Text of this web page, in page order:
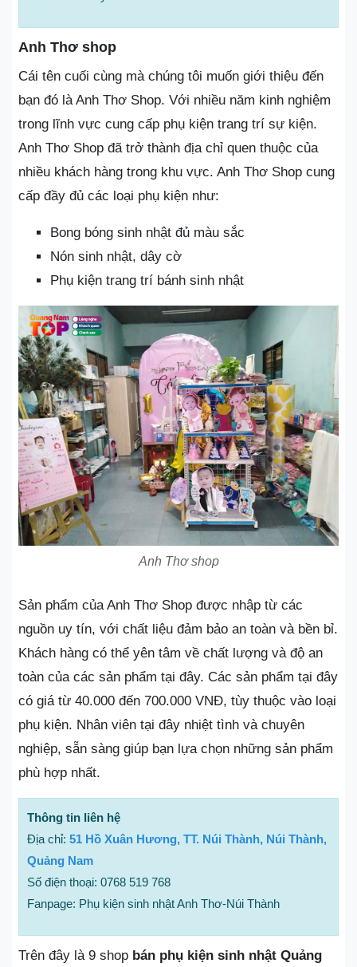
Anh Thơ shop
Cái tên cuối cùng mà chúng tôi muốn giới thiệu đến
bạn đó là Anh Thơ Shop. Với nhiều năm kinh nghiệm
trong lĩnh vực cung cấp phụ kiện trang trí sự kiện.
Anh Thơ Shop đã trở thành địa chỉ quen thuộc của
nhiều khách hàng trong khu vực. Anh Thơ Shop cung
cấp đầy đủ các loại phụ kiện như:
Bong bóng sinh nhật đủ màu sắc
Nón sinh nhật, dây cờ
Phụ kiện trang trí bánh sinh nhật
Anh Thơ shop
Sản phẩm của Anh Thơ Shop được nhập từ các
nguồn uy tín, với chất liệu đảm bảo an toàn và bền bỉ.
Khách hàng có thể yên tâm về chất lượng và độ an
toàn của các sản phẩm tại đây. Các sản phẩm tại đây
có giá từ 40.000 đến 700.000 VNĐ, tùy thuộc vào loại
phụ kiện. Nhân viên tại đây nhiệt tình và chuyên
nghiệp, sẵn sàng giúp bạn lựa chọn những sản phẩm
phù hợp nhất.
Thông tin liên hệ
Địa chỉ: 51 Hồ Xuân Hương, TT. Núi Thành, Núi Thành,
Quảng Nam
Số điện thoại: 0768 519 768
Fanpage: Phụ kiện sinh nhật Anh Thơ-Núi Thành
Trên đây là 9 shop bán phụ kiện sinh nhật Quảng